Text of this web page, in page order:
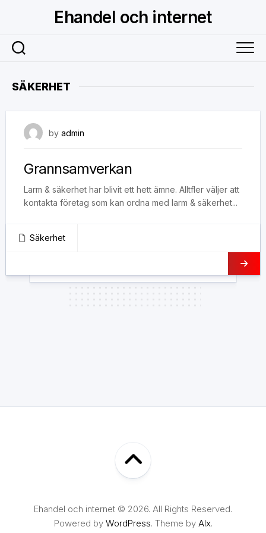
Ehandel och internet
SÄKERHET
by admin
Grannsamverkan
Larm & säkerhet har blivit ett hett ämne. Alltfler väljer att
kontakta företag som kan ordna med larm & säkerhet...
Säkerhet
Ehandel och internet © 2026. All Rights Reserved.
Powered by WordPress. Theme by Alx.